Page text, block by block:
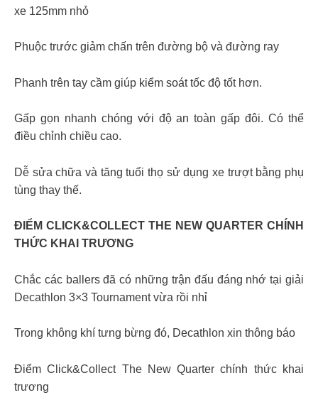
xe 125mm nhỏ
Phuộc trước giảm chấn trên đường bộ và đường ray
Phanh trên tay cầm giúp kiểm soát tốc độ tốt hơn.
Gấp gọn nhanh chóng với độ an toàn gấp đôi. Có thể
điều chỉnh chiều cao.
Dễ sửa chữa và tăng tuổi thọ sử dụng xe trượt bằng phụ
tùng thay thế.
ĐIỂM CLICK&COLLECT THE NEW QUARTER CHÍNH
THỨC KHAI TRƯƠNG
Chắc các ballers đã có những trận đấu đáng nhớ tại giải
Decathlon 3×3 Tournament vừa rồi nhỉ
Trong không khí tưng bừng đó, Decathlon xin thông báo
Điểm Click&Collect The New Quarter chính thức khai
trương